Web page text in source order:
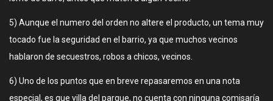
5) Aunque el numero del orden no altere el producto, un tema muy
tocado fue la seguridad en el barrio, ya que muchos vecinos
hablaron de secuestros, robos a chicos, vecinos.
6) Uno de los puntos que en breve repasaremos en una nota
especial, es que villa del parque, no cuenta con ninguna comisaría